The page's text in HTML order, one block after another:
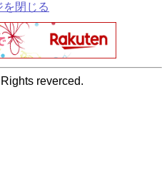
を閉じる
reverced.